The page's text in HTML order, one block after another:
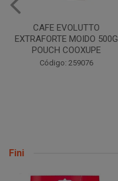
CAFE EVOLUTTO
EXTRAFORTE MOIDO 500G
POUCH COOXUPE
Código: 259076
Fini